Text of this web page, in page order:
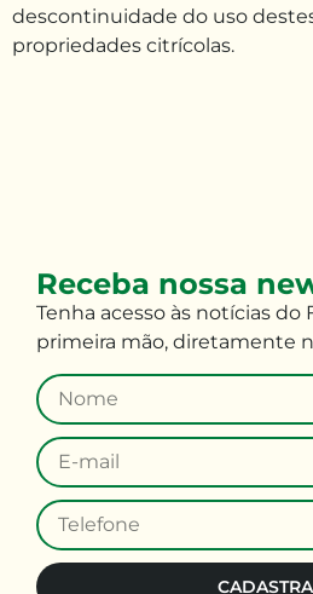
descontinuidade do uso
propriedades citrícolas.
Receba nossa
Tenha acesso às notícias do
primeira mão, diretamente